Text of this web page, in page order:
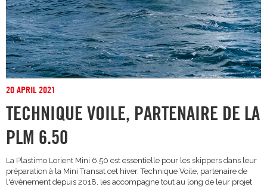
20 APRIL 2021
TECHNIQUE VOILE, PARTENAIRE DE LA
PLM 6.50
La Plastimo Lorient Mini 6.50 est essentielle pour les skippers dans leur
préparation à la Mini Transat cet hiver. Technique Voile, partenaire de
l'événement depuis 2018, les accompagne tout au long de leur projet